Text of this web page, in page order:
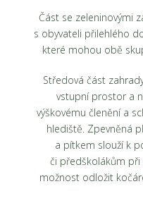
Část se zeleninovými
s obyvateli přilehlého
které mohou obě
Středová část
vstupní prostor a
výškovému členění a
hlediště. Zpevněná
a pítkem slouží k
či předškolákům
možnost odložit